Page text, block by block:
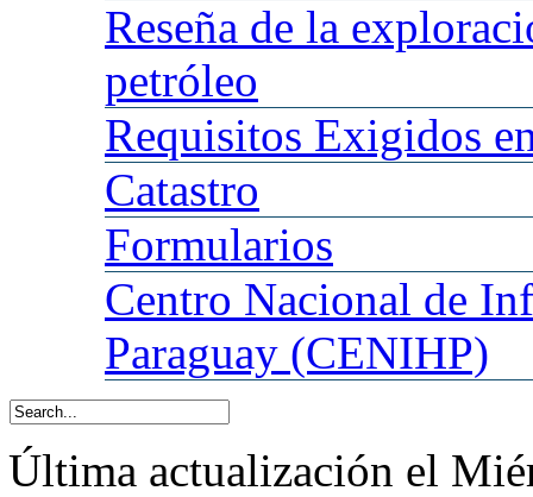
Reseña de la
petróleo
Requisitos Exigidos
Catastro
Formularios
Centro Nacional de
Paraguay (CENIHP)
Última actualización el